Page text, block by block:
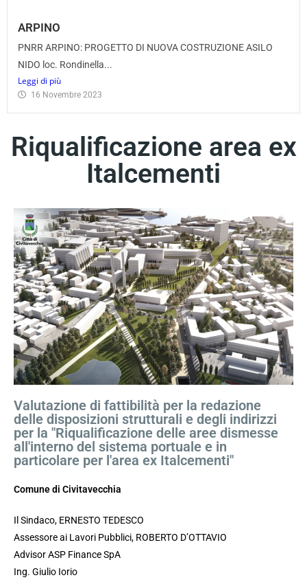
ARPINO
PNRR ARPINO: PROGETTO DI NUOVA COSTRUZIONE ASILO
NIDO loc. Rondinella...
Leggi di più
16 Novembre 2023
Riqualificazione area ex
Italcementi
Valutazione di fattibilità per la redazione
delle disposizioni strutturali e degli indirizzi
per la "Riqualificazione delle aree dismesse
all'interno del sistema portuale e in
particolare per l'area ex Italcementi"
Comune di Civitavecchia
Il Sindaco, ERNESTO TEDESCO
Assessore ai Lavori Pubblici, ROBERTO D’OTTAVIO
Advisor ASP Finance SpA
Ing. Giulio Iorio